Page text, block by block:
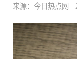
来源：今日热点网